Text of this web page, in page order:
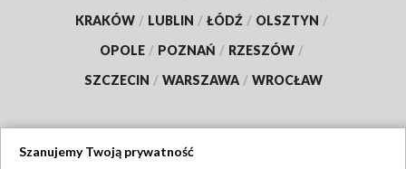
KRAKÓW / LUBLIN / ŁÓDŹ / OLSZTYN /
OPOLE / POZNAŃ / RZESZÓW /
SZCZECIN / WARSZAWA / WROCŁAW
Szanujemy Twoją prywatność